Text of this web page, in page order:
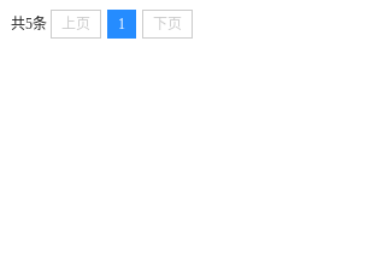
共5条 上页 1 下页